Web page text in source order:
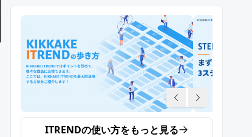
ITRENDの使い方をもっと見る